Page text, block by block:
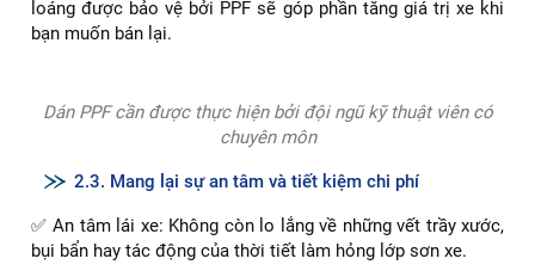
2.2. Tăng giá trị và giữ gìn xe luôn mới
sang trọng cho xe, giúp xe luôn mới mẻ như vừa xuất
✅ Dễ dàng vệ sinh:Dan PPF xe o tocó khả năng chống
chóng hơn.